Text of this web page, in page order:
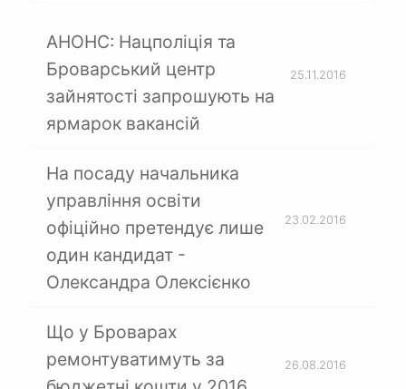
АНОНС: Нацполіція та
Броварський центр
зайнятості запрошують на
ярмарок вакансій
25.11.2016
На посаду начальника
управління освіти
офіційно претендує лише
один кандидат -
Олександра Олексієнко
23.02.2016
Що у Броварах
ремонтуватимуть за
26.08.2016